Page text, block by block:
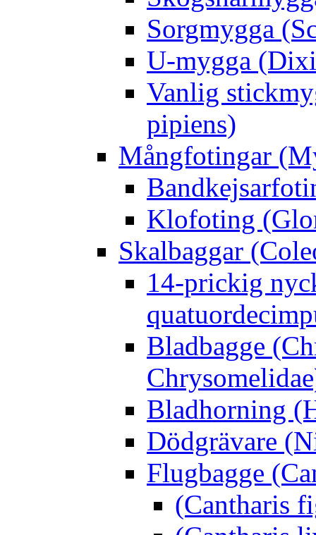
Sorgmygga
U-mygga
Vanlig
pipiens)
Mångfotingar
Klofoting
Skalbaggar
14-prickig
Bladbagge
Bladhorning
Dödgrävare
Flugbagge
(Cantharis